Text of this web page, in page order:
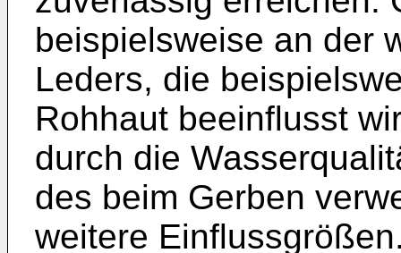
beispielsweise an der
Leders, die
Rohhaut beeinflusst
durch die
des beim Gerben
weitere